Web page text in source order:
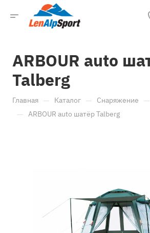
ARBOUR auto
Talberg
Главная — Каталог — Снаряжение —
— ARBOUR auto шатёр Talberg